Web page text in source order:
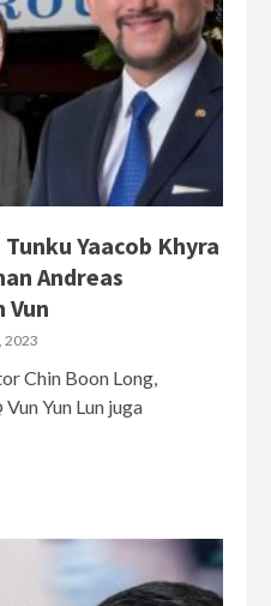
Yaacob Khyra
Andreas
Vun
2023
Chin Boon Long,
Yun Lun juga